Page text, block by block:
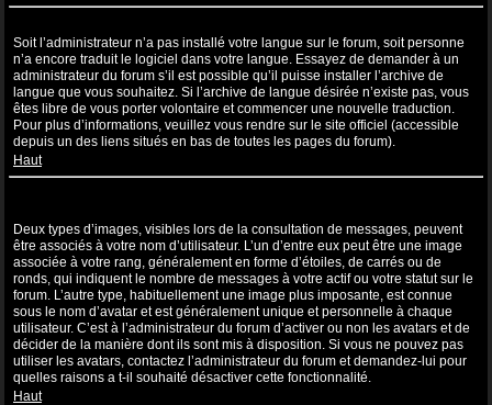
Soit l’administrateur n’a pas installé votre langue sur le forum, soit personne
n’a encore traduit le logiciel dans votre langue. Essayez de demander à un
administrateur du forum s’il est possible qu’il puisse installer l’archive de
langue que vous souhaitez. Si l’archive de langue désirée n’existe pas, vous
êtes libre de vous porter volontaire et commencer une nouvelle traduction.
Pour plus d’informations, veuillez vous rendre sur le site officiel (accessible
depuis un des liens situés en bas de toutes les pages du forum).
Haut
Deux types d’images, visibles lors de la consultation de messages, peuvent
être associés à votre nom d’utilisateur. L’un d’entre eux peut être une image
associée à votre rang, généralement en forme d’étoiles, de carrés ou de
ronds, qui indiquent le nombre de messages à votre actif ou votre statut sur le
forum. L’autre type, habituellement une image plus imposante, est connue
sous le nom d’avatar et est généralement unique et personnelle à chaque
utilisateur. C’est à l’administrateur du forum d’activer ou non les avatars et de
décider de la manière dont ils sont mis à disposition. Si vous ne pouvez pas
utiliser les avatars, contactez l’administrateur du forum et demandez-lui pour
quelles raisons a t-il souhaité désactiver cette fonctionnalité.
Haut